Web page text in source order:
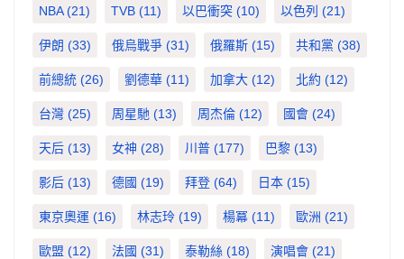
NBA(21) TVB (11) 以巴衝突 (10) 以色列 (21)
伊朗 (33) 俄烏戰爭 (31) 俄羅斯 (15) 共和黨 (38)
前總統 (26) 劉德華 (11) 加拿大 (12) 北約 (12)
台灣 (25) 周星馳 (13) 周杰倫 (12) 國會 (24)
天后 (13) 女神 (28) 川普 (177) 巴黎 (13)
影后 (13) 德國 (19) 拜登 (64) 日本 (15)
東京奧運 (16) 林志玲 (19) 楊冪 (11) 歐洲 (21)
歐盟 (12) 法國 (31) 泰勒絲 (18) 演唱會 (21)